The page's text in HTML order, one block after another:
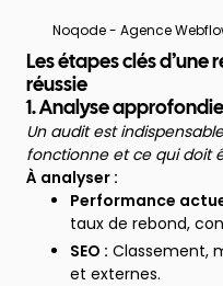
Noqode - Agence
Les étapes clés
réussie
1. Analyse
Un audit est
fonctionne et ce qui doit
À analyser :
Performance
taux de rebond,
SEO : Classement,
et externes.